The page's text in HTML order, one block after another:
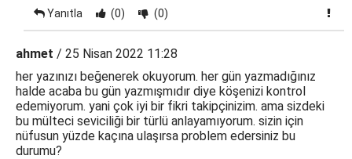
Yanıtla (0) (0)
ahmet / 25 Nisan 2022 11:28
her yazınızı beğenerek okuyorum. her gün yazmadığınız
halde acaba bu gün yazmışmıdır diye köşenizi kontrol
edemiyorum. yani çok iyi bir fikri takipçinizim. ama sizdeki
bu mülteci seviciliği bir türlü anlayamıyorum. sizin için
nüfusun yüzde kaçına ulaşırsa problem edersiniz bu
durumu?